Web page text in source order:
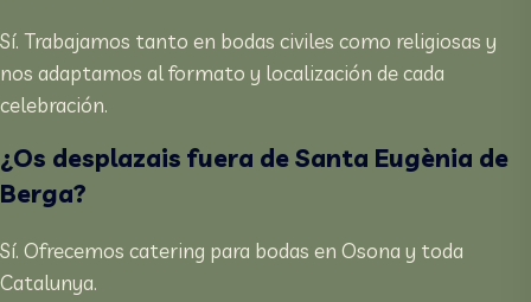
Sí. Trabajamos tanto en bodas civiles como religiosas y
nos adaptamos al formato y localización de cada
celebración.
¿Os desplazais fuera de Santa Eugènia de
Berga?
Sí. Ofrecemos catering para bodas en Osona y toda
Catalunya.